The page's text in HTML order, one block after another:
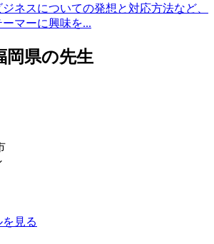
ネスについての発想と対応方法など、
マーに興味を...
岡県の先生
見る